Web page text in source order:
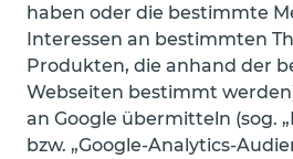
haben oder die bestimmte
Interessen an bestimmten
Produkten, die anhand der
Webseiten bestimmt
an Google übermitteln (sog.
bzw. „Google-Analytics-